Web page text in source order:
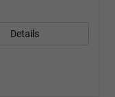
Details